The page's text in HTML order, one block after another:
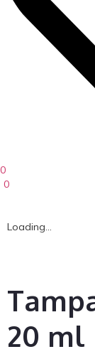
0
0
Loading...
20 ml